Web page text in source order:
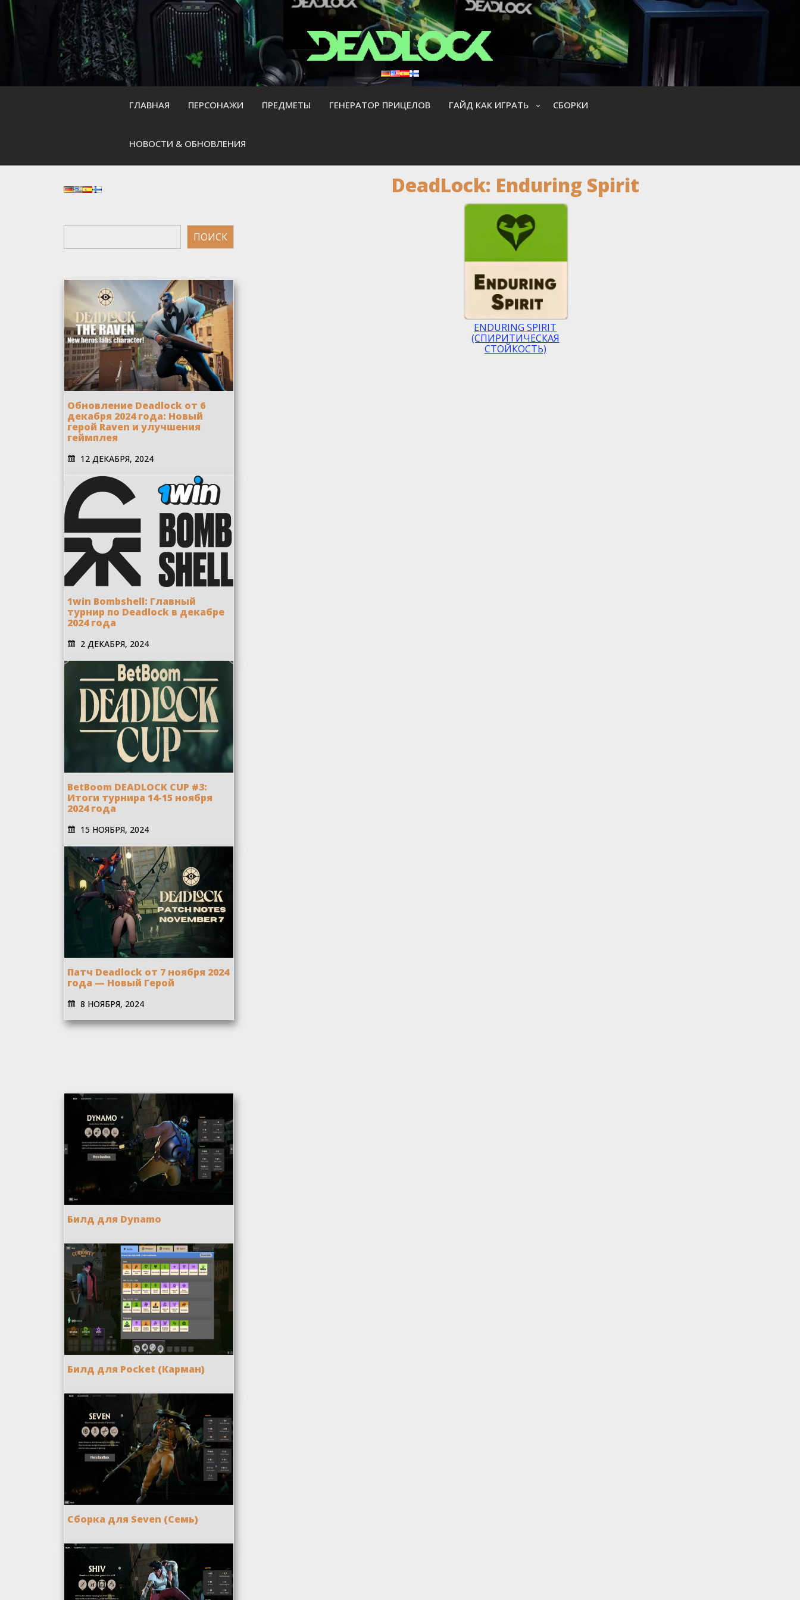
Skip
content
ГЛАВНАЯ ПЕРСОНАЖИ ПРЕДМЕТЫ ГЕНЕРАТОР ПРИЦЕЛОВ ГАЙД КАК ИГРАТЬ CБОРКИ
НОВОСТИ & ОБНОВЛЕНИЯ
DeadLock: Enduring Spirit
ENDURING SPIRIT
(СПИРИТИЧЕСКАЯ
СТОЙКОСТЬ)
Поиск
ПОИСК
Обновление Deadlock от 6
декабря 2024 года: Новый
герой Raven и улучшения
геймплея
12 ДЕКАБРЯ, 2024
1win Bombshell: Главный
турнир по Deadlock в декабре
2024 года
2 ДЕКАБРЯ, 2024
BetBoom DEADLOCK CUP #3:
Итоги турнира 14-15 ноября
2024 года
15 НОЯБРЯ, 2024
Патч Deadlock от 7 ноября 2024
года — Новый Герой
8 НОЯБРЯ, 2024
Билд для Dynamo
Билд для Pocket (Карман)
Сборка для Seven (Семь)